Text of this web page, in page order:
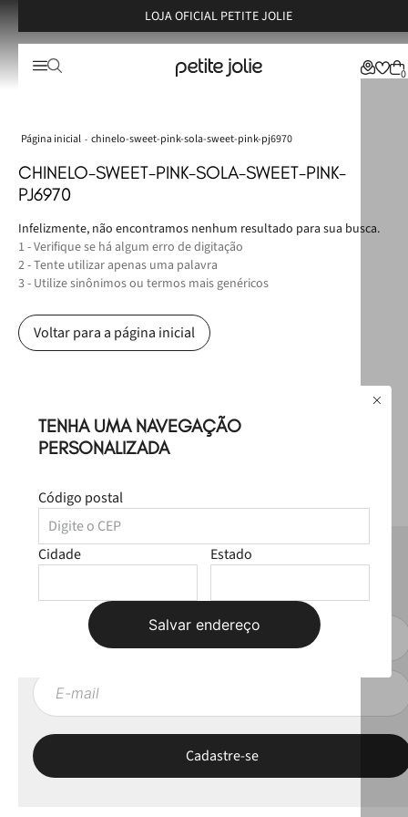
LOJA OFICIAL PETITE JOLIE
TENHA UMA NAVEGAÇÃO
PERSONALIZADA
Código postal
Cidade Estado
Salvar endereço
0
chinelo-sweet-pink-sola-sweet-pink-pj6970
CHINELO-SWEET-PINK-SOLA-SWEET-PINK-
PJ6970
Infelizmente, não encontramos nenhum resultado para sua busca.
1 - Verifique se há algum erro de digitação
2 - Tente utilizar apenas uma palavra
3 - Utilize sinônimos ou termos mais genéricos
Voltar para a página inicial
NEWSLETTER